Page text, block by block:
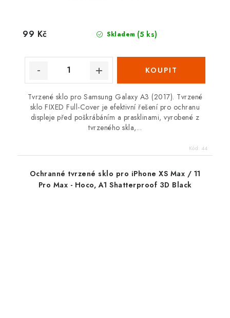
Skladem (5 ks)
99 Kč
Tvrzené sklo pro Samsung Galaxy A3 (2017). Tvrzené
sklo FIXED Full-Cover je efektivní řešení pro ochranu
displeje před poškrábáním a prasklinami, vyrobené z
tvrzeného skla,...
Kód: 44
Ochranné tvrzené sklo pro iPhone XS Max / 11
Pro Max - Hoco, A1 Shatterproof 3D Black